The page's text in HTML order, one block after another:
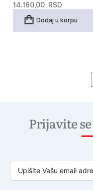
14.160,00 RSD
Dodaj u korpu
Prijavite